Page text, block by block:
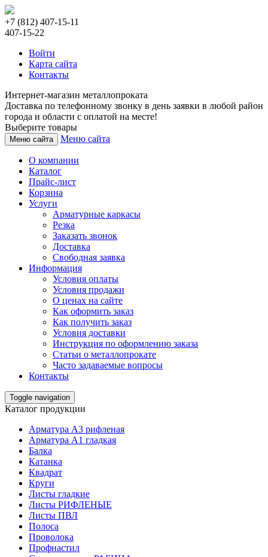
+7 (812) 407-15-11
407-15-22
Войти
Карта сайта
Контакты
Интернет-магазин металлопроката
Доставка по телефонному звонку в день заявки в любой район
города и области с оплатой на месте!
Выберите товары
Меню сайта Меню сайта
О компании
Каталог
Прайс-лист
Корзина
Услуги
Арматурные каркасы
Резка
Заказать звонок
Доставка
Свободная заявка
Информация
Условия оплаты
Условия продажи
О ценах на сайте
Как оформить заказ
Как получить заказ
Условия доставки
Инструкция по оформлению заказа
Статьи о металлопрокате
Часто задаваемые вопросы
Контакты
Toggle navigation
Каталог продукции
Арматура А3 рифленая
Арматура А1 гладкая
Балка
Катанка
Квадрат
Круги
Листы гладкие
Листы РИФЛЕНЫЕ
Листы ПВЛ
Полоса
Проволока
Профнастил